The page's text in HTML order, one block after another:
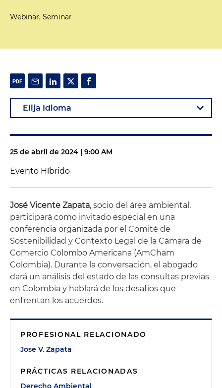
Webinar, Seminar
25 de abril de 2024 | 9:00 AM
Evento Híbrido
José Vicente Zapata, socio del área ambiental,
participará como invitado especial en una
conferencia organizada por el Comité de
Sostenibilidad y Contexto Legal de la Cámara de
Comercio Colombo Americana (AmCham
Colombia). Durante la conversación, el abogado
dará un análisis del estado de las consultas previas
en Colombia y hablará de los desafíos que
enfrentan los acuerdos.
PROFESIONAL RELACIONADO
Jose V. Zapata
PRÁCTICAS RELACIONADAS
Derecho Ambiental